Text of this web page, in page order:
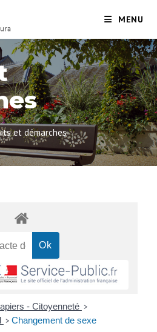
MENU
et démarches
- Citoyenneté >
> Changement de sexe